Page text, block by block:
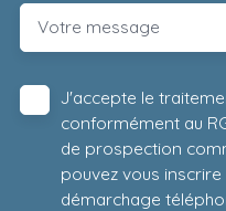
Votre message
J'accepte le
conformément au
de prospection
pouvez vous
démarchage